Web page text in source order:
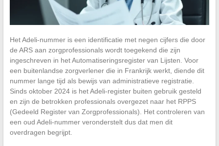
Het Adeli-nummer is een identificatie met negen cijfers die door
de ARS aan zorgprofessionals wordt toegekend die zijn
ingeschreven in het Automatiseringsregister van Lijsten. Voor
een buitenlandse zorgverlener die in Frankrijk werkt, diende dit
nummer lange tijd als bewijs van administratieve registratie.
Sinds oktober 2024 is het Adeli-register buiten gebruik gesteld
en zijn de betrokken professionals overgezet naar het RPPS
(Gedeeld Register van Zorgprofessionals). Het controleren van
een oud Adeli-nummer veronderstelt dus dat men dit
overdragen begrijpt.